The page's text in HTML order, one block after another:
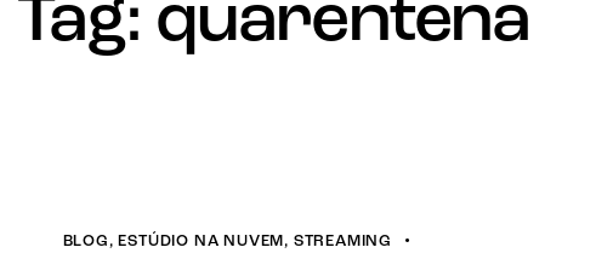
Tag: quarentena
BLOG , ESTÚDIO NA NUVEM , STREAMING